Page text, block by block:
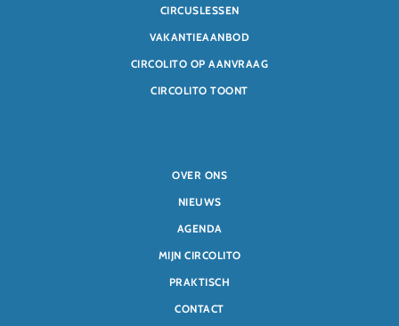
CIRCUSLESSEN
VAKANTIEAANBOD
CIRCOLITO OP AANVRAAG
CIRCOLITO TOONT
OVER ONS
NIEUWS
AGENDA
MIJN CIRCOLITO
PRAKTISCH
CONTACT